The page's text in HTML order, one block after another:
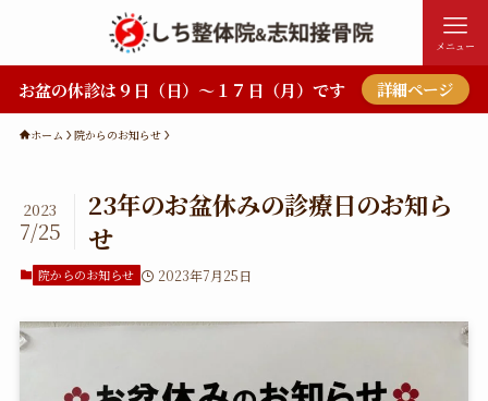
メニュー
お盆の休診は９日（日）～１７日（月）です 詳細ページ
ホーム 院からのお知らせ
23年のお盆休みの診療日のお知ら
せ
2023
7/25
院からのお知らせ 2023年7月25日